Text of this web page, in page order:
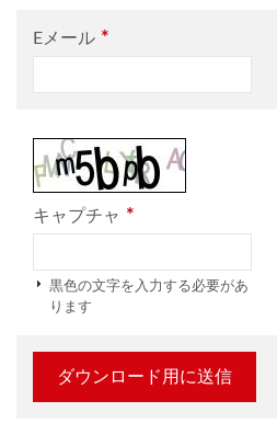
Eメール *
キャプチャ *
黒色の文字を入力する必要があ
ります